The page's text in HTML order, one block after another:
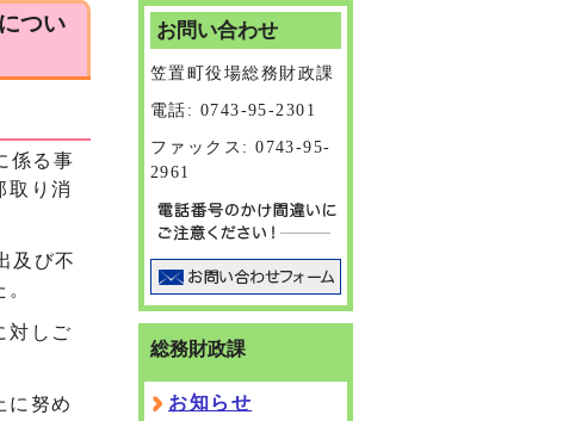
つい
係る事
取り消
及び不
対しご
に努め
お問い合わせ
笠置町役場総務財政課
電話: 0743-95-2301
ファックス: 0743-95-
2961
総務財政課
お知らせ